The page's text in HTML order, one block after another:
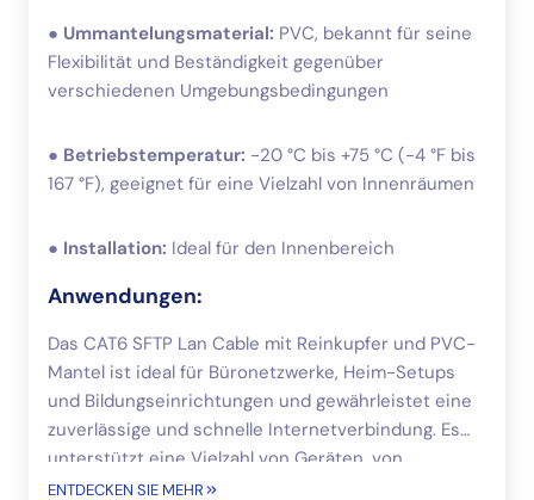
● Ummantelungsmaterial: PVC, bekannt für seine
Flexibilität und Beständigkeit gegenüber
verschiedenen Umgebungsbedingungen
● Betriebstemperatur: -20 °C bis +75 °C (-4 °F bis
167 °F), geeignet für eine Vielzahl von Innenräumen
● Installation: Ideal für den Innenbereich
Anwendungen:
Das CAT6 SFTP Lan Cable mit Reinkupfer und PVC-
Mantel ist ideal für Büronetzwerke, Heim-Setups
und Bildungseinrichtungen und gewährleistet eine
zuverlässige und schnelle Internetverbindung. Es
unterstützt eine Vielzahl von Geräten, von
Computern über Spielekonsolen bis hin zu VoIP-
ENTDECKEN SIE MEHR